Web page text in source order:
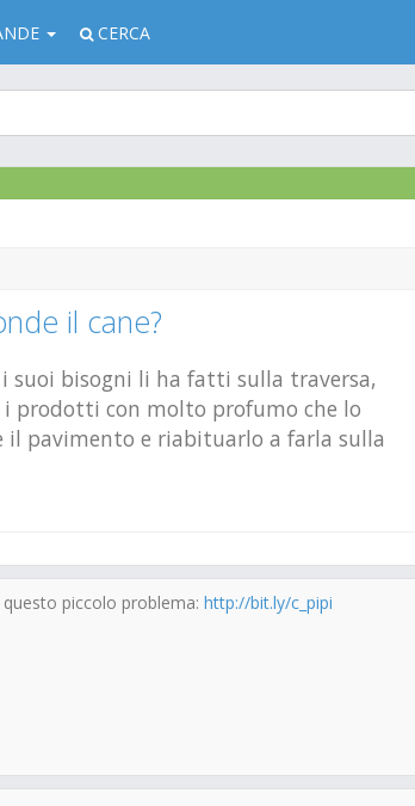
CERCA
il cane?
suoi bisogni li ha fatti sulla traversa,
prodotti con molto profumo che lo
il pavimento e riabituarlo a farla sulla
piccolo problema: http://bit.ly/c_pipi